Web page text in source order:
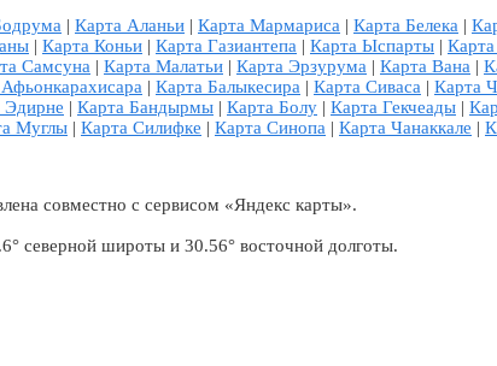
| Карта Аланьи | Карта Мармариса | Карта Белека |
| Карта Коньи | Карта Газиантепа | Карта Ыспарты |
Самсуна | Карта Малатьи | Карта Эрзурума | Карта Вана |
| Карта Балыкесира | Карта Сиваса | Карта
Эдирне | Карта Бандырмы | Карта Болу | Карта Гекчеады |
Муглы | Карта Силифке | Карта Синопа | Карта Чанаккале |
совместно с сервисом «Яндекс карты».
северной широты и 30.56° восточной долготы.